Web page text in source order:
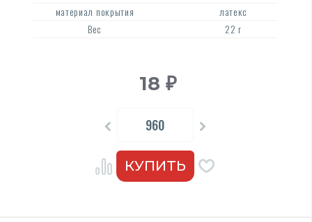
материал покрытия
латекс
Вес
22 г
18 ₽